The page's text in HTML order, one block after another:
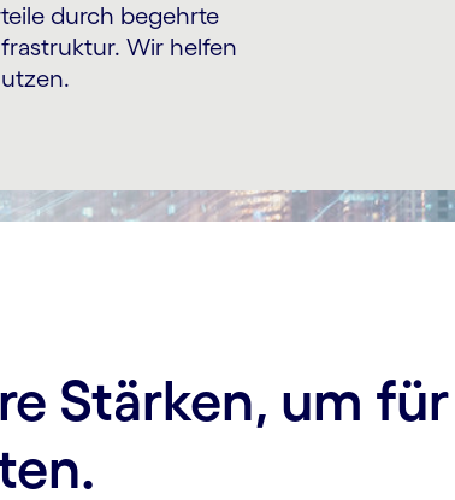
durch begehrte
Wir helfen
Stärken, um